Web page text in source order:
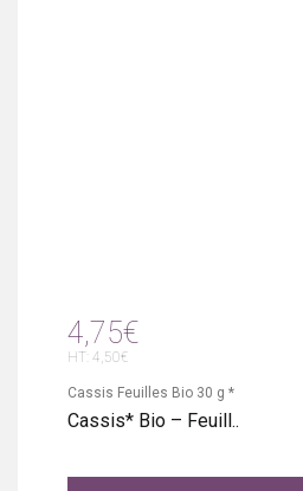
4,75€
HT: 4,50€
Cassis Feuilles Bio 30 g *
Cassis* Bio – Feuill..